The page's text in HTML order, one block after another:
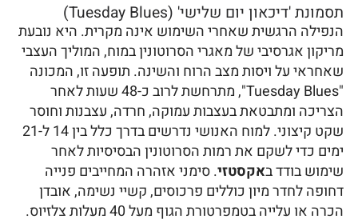
תסמונת 'דיכאון יום שלישי' (Tuesday Blues)
הנפילה הרגשית שאחרי השימוש אינה מקרית. היא נובעת
מריקון אגרסיבי של מאגרי הסרוטונין במוח, המוליך העצבי
שאחראי על ויסות מצב הרוח והשינה. תופעה זו, המכונה
"Tuesday Blues", מתרחשת לרוב כ-48 שעות לאחר
הצריכה ומתבטאת בעצבות עמוקה, חרדה, עצבנות וחוסר
שקט קיצוני. למוח האנושי נדרשים בדרך כלל בין 14 ל-21
ימים כדי לשקם את רמות הסרוטונין הבסיסיות לאחר
שימוש בודד באקסטזי. סימני אזהרה המחייבים פנייה
דחופה לחדר מיון כוללים פרכוסים, קשיי נשימה, אובדן
הכרה או עלייה בטמפרטורת הגוף מעל 40 מעלות צלזיוס.